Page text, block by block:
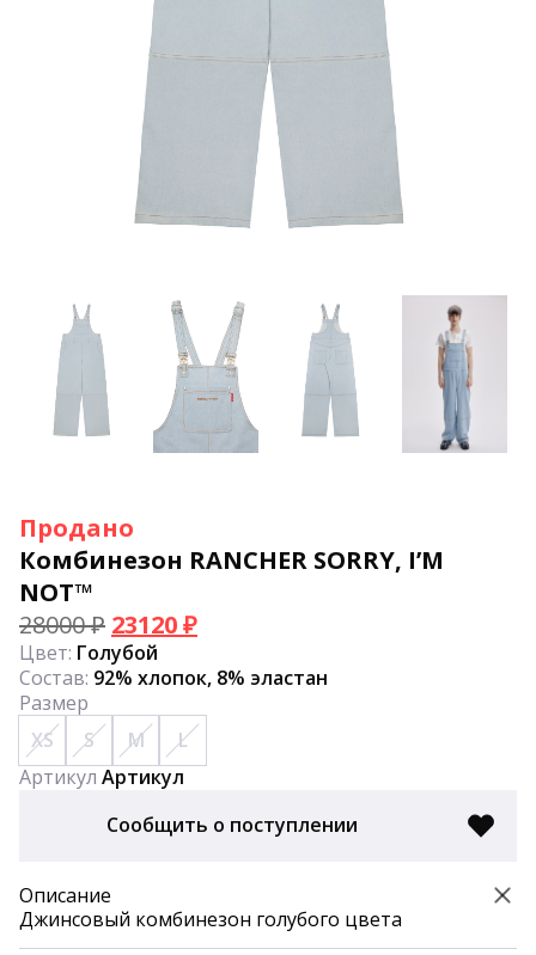
Продано
Комбинезон RANCHER SORRY, I’M
NOT™
28000₽ Первоначальная
цена
составляла
28000 ₽.
23120₽Текущая
цена:
23120 ₽.
Цвет: Голубой
Состав: 92% хлопок, 8% эластан
Размер
XS
S M
L
Артикул Артикул
Сообщить о поступлении
Описание
Джинсовый комбинезон голубого цвета